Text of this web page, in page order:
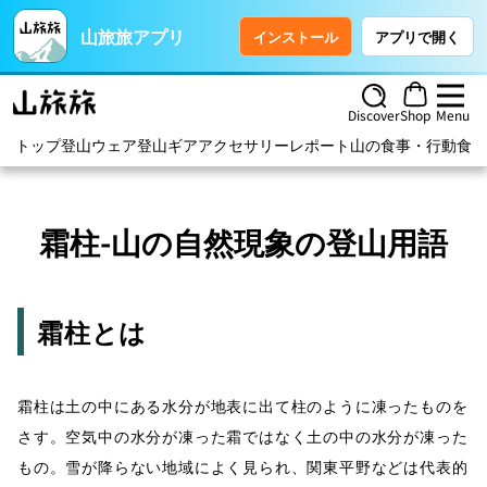
山旅旅アプリ インストール アプリで開く
DiscoverShop Menu
トップ登山ウェア登山ギアアクセサリーレポート 山の食事・行動食
霜柱-山の自然現象の登山用語
霜柱とは
霜柱は土の中にある水分が地表に出て柱のように凍ったものを
さす。空気中の水分が凍った霜ではなく土の中の水分が凍った
もの。雪が降らない地域によく見られ、関東平野などは代表的